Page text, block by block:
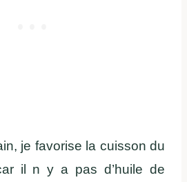
je favorise la cuisson du
il n y a pas d’huile de